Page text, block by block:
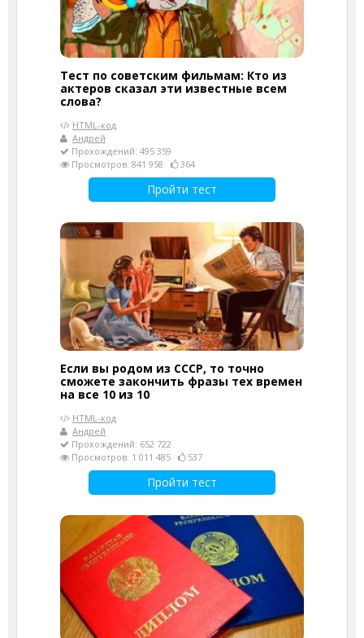
Тест по советским фильмам: Кто из
актеров сказал эти известные всем
слова?
HTML-код
Андрей
Прохождений: 495 359
Просмотров: 841 958
364
Пройти тест
Если вы родом из СССР, то точно
сможете закончить фразы тех времен
на все 10 из 10
HTML-код
Андрей
Прохождений: 652 722
Просмотров: 1 011 485
537
Пройти тест